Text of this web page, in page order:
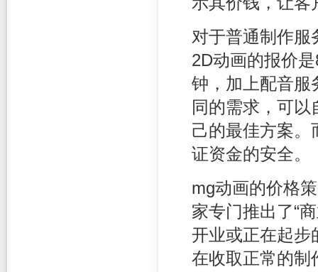
对于普通制作服
2D动画的报价
钟，加上配音服
同的需求，可
己的最佳方案。
证资金的安全。
mg动画的价格
家专门推出了“
开业或正在起步
在收取正常的制